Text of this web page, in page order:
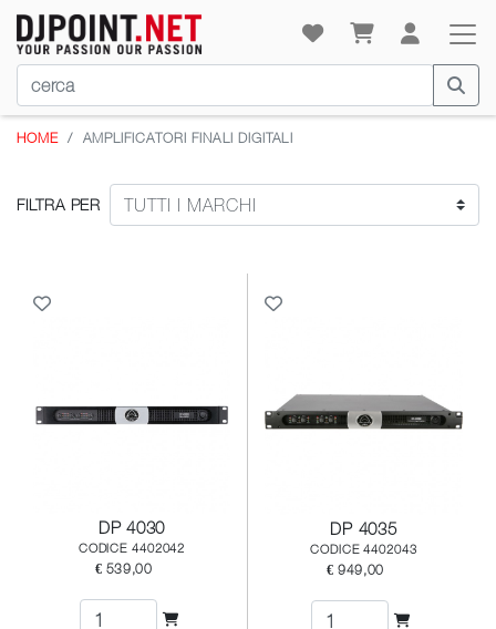
HOME AMPLIFICATORI FINALI DIGITALI
FILTRA PER
DP 4030
CODICE 4402042
€ 539,00
DP 4035
CODICE 4402043
€ 949,00